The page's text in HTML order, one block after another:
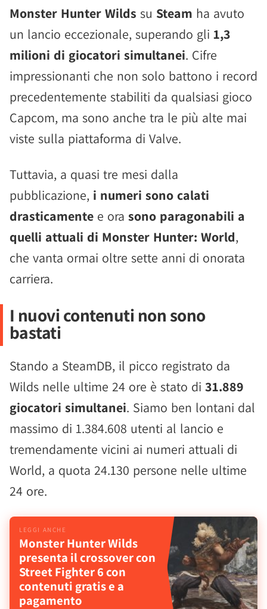
Monster Hunter Wilds su Steam ha avuto
un lancio eccezionale, superando gli 1,3
milioni di giocatori simultanei. Cifre
impressionanti che non solo battono i record
precedentemente stabiliti da qualsiasi gioco
Capcom, ma sono anche tra le più alte mai
viste sulla piattaforma di Valve.
Tuttavia, a quasi tre mesi dalla
pubblicazione, i numeri sono calati
drasticamente e ora sono paragonabili a
quelli attuali di Monster Hunter: World,
che vanta ormai oltre sette anni di onorata
carriera.
I nuovi contenuti non sono
bastati
Stando a SteamDB, il picco registrato da
Wilds nelle ultime 24 ore è stato di 31.889
giocatori simultanei. Siamo ben lontani dal
massimo di 1.384.608 utenti al lancio e
tremendamente vicini ai numeri attuali di
World, a quota 24.130 persone nelle ultime
24 ore.
Monster Hunter Wilds
presenta il crossover con
Street Fighter 6 con
contenuti gratis e a
pagamento